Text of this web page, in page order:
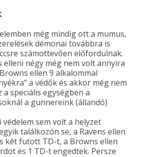
még mindig ott a mumus,
démonai továbbra is
számottevően előfordulnak.
elleni négy még nem volt annyira
ellen 9 alkalommal
a védők és akkor még nem
speciális egységben a
a gunnereink (állandó)
védelem sem volt a helyzet
találkozón se, a Ravens ellen
két futott TD-t, a Browns ellen
és 1 TD-t engedtek. Persze